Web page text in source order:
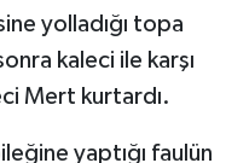
yolladığı topa
kaleci ile karşı
Mert kurtardı.
yaptığı faulün